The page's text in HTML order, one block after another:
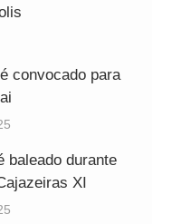
convocado para
baleado durante
XI